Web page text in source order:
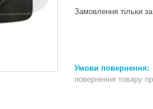
Замовлення тільки
повернення товару